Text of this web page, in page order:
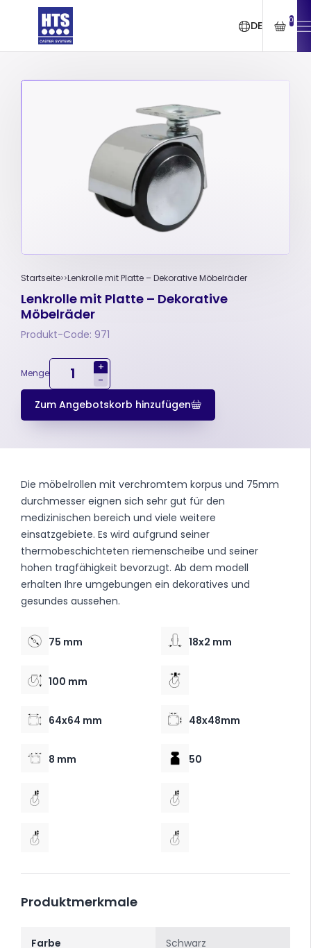
DE 0
Startseite Lenkrolle mit Platte – Dekorative Möbelräder
Lenkrolle mit Platte – Dekorative
Möbelräder
Produkt-Code: 971
Menge
+
-
Zum Angebotskorb hinzufügen
Die möbelrollen mit verchromtem korpus und 75mm
durchmesser eignen sich sehr gut für den
medizinischen bereich und viele weitere
einsatzgebiete. Es wird aufgrund seiner
thermobeschichteten riemenscheibe und seiner
hohen tragfähigkeit bevorzugt. Ab dem modell
erhalten Ihre umgebungen ein dekoratives und
gesundes aussehen.
75 mm 18x2 mm
100 mm
64x64 mm 48x48mm
8 mm 50
Produktmerkmale
Farbe Schwarz